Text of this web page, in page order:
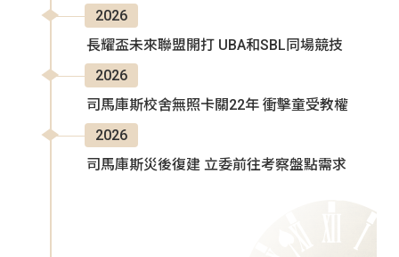
2026
長耀盃未來聯盟開打 UBA和SBL同場競技
2026
司馬庫斯校舍無照卡關22年 衝擊童受教權
2026
司馬庫斯災後復建 立委前往考察盤點需求